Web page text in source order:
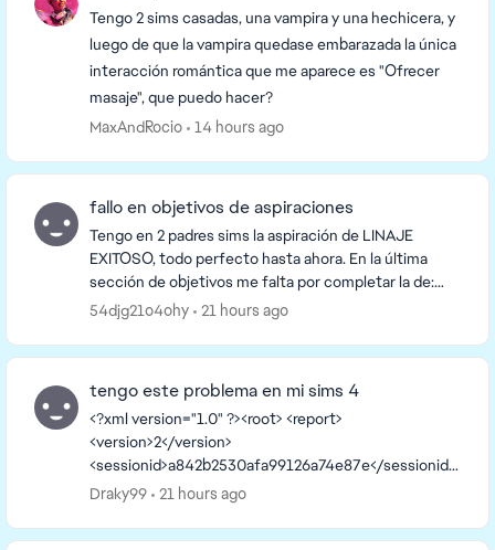
Tengo 2 sims casadas, una vampira y una hechicera, y
luego de que la vampira quedase embarazada la única
interacción romántica que me aparece es "Ofrecer
masaje", que puedo hacer?
MaxAndRocio
14 hours ago
fallo en objetivos de aspiraciones
Tengo en 2 padres sims la aspiración de LINAJE
EXITOSO, todo perfecto hasta ahora. En la última
sección de objetivos me falta por completar la de:
hacer que un hijo niño complete una aspiración y
54djg21o4ohy 21 hours ago
tengo este problema en mi sims 4
<?xml version="1.0" ?><root> <report>
<version>2</version>
<sessionid>a842b2530afa99126a74e87e</sessionid>
<type>desync</type>
<createtime>2026-08-06 16:09:38</createti...
Draky99 21 hours ago